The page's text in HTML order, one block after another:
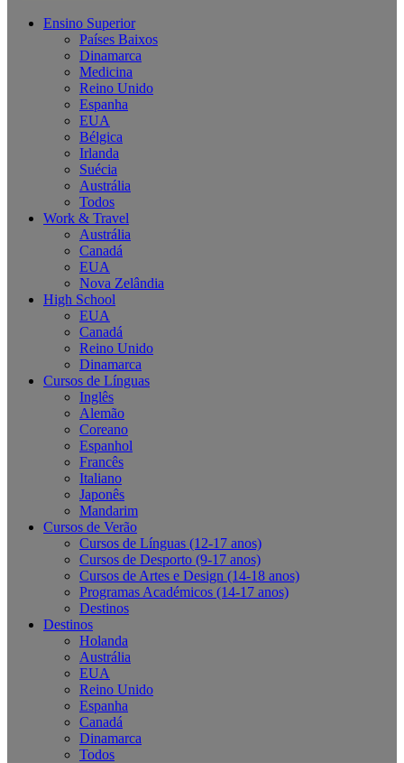
Ensino Superior
Países Baixos
Dinamarca
Medicina
Reino Unido
Espanha
EUA
Bélgica
Irlanda
Suécia
Austrália
Todos
Work & Travel
Austrália
Canadá
EUA
Nova Zelândia
High School
EUA
Canadá
Reino Unido
Dinamarca
Cursos de Línguas
Inglês
Alemão
Coreano
Espanhol
Francês
Italiano
Japonês
Mandarim
Cursos de Verão
Cursos de Línguas (12-17 anos)
Cursos de Desporto (9-17 anos)
Cursos de Artes e Design (14-18 anos)
Programas Académicos (14-17 anos)
Destinos
Destinos
Holanda
Austrália
EUA
Reino Unido
Espanha
Canadá
Dinamarca
Todos